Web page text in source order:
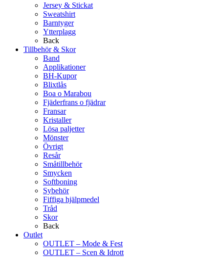
Jersey & Stickat
Sweatshirt
Barntyger
Ytterplagg
Back
Tillbehör & Skor
Band
Applikationer
BH-Kupor
Blixtlås
Boa o Marabou
Fjäderfrans o fjädrar
Fransar
Kristaller
Lösa paljetter
Mönster
Övrigt
Resår
Småtillbehör
Smycken
Softboning
Sybehör
Fiffiga hjälpmedel
Tråd
Skor
Back
Outlet
OUTLET – Mode & Fest
OUTLET – Scen & Idrott